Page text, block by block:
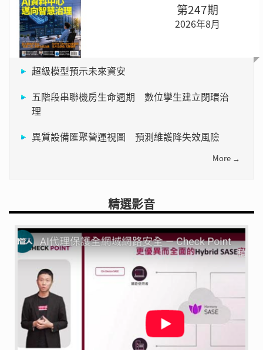
第247期
2026年8月
超級模型預示未來資安
五階段串聯機房生命週期 數位孿生建立閉環治
理
異質設備匯聚營運視圖 預測維護降失效風險
More →
精選影音